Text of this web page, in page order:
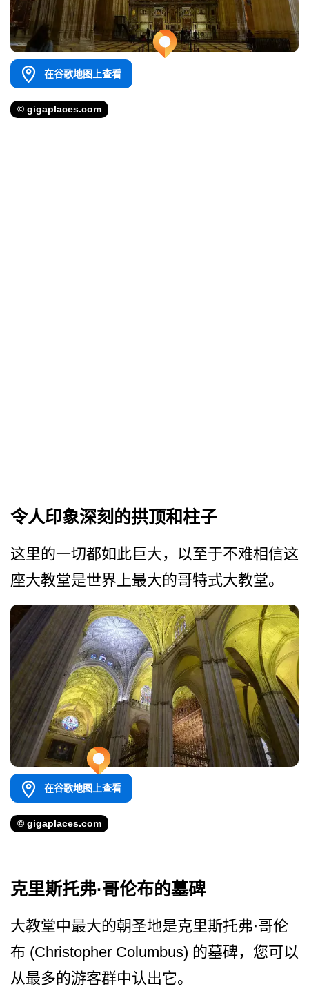
在谷歌地图上查看
© gigaplaces.com
令人印象深刻的拱顶和柱子
这里的一切都如此巨大，以至­于不难相信这
座大教堂是世界上最大的哥特式大教堂。
在谷歌地图上查看
© gigaplaces.com
克里斯托弗·哥伦布的墓碑
大教堂中最大的朝圣地是克里­斯托弗·哥伦
布 (Christopher Columbus) 的墓碑，您可以
从最多的游客群中认出它。